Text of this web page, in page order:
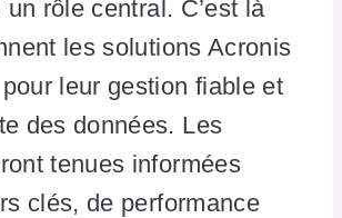
rôle central. C’est là
les solutions Acronis
leur gestion fiable et
des données. Les
tenues informées
clés, de performance